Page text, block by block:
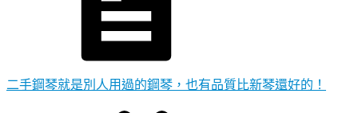
二手鋼琴就是別人用過的鋼琴，也有品質比新琴還好的！